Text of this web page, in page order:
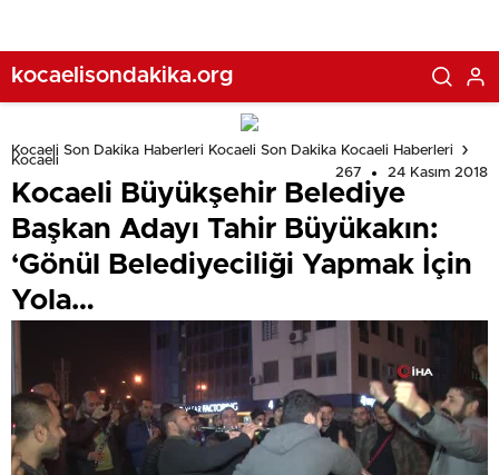
kocaelisondakika.org
Kocaeli Son Dakika Haberleri Kocaeli Son Dakika Kocaeli Haberleri
Kocaeli
267
24 Kasım 2018
Kocaeli Büyükşehir Belediye
Başkan Adayı Tahir Büyükakın:
‘Gönül Belediyeciliği Yapmak İçin
Yola…